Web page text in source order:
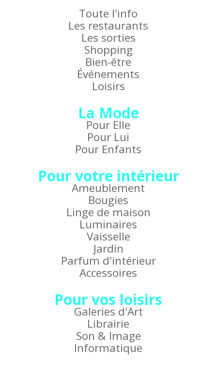
Toute l'info
Les restaurants
Les sorties
Shopping
Bien-être
Événements
Loisirs
La Mode
Pour Elle
Pour Lui
Pour Enfants
Pour votre intérieur
Ameublement
Bougies
Linge de maison
Luminaires
Vaisselle
Jardin
Parfum d'intérieur
Accessoires
Pour vos loisirs
Galeries d'Art
Librairie
Son & Image
Informatique